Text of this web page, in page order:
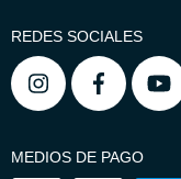
REDES SOCIALES
MEDIOS DE PAGO